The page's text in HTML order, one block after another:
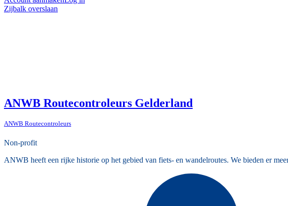
Zijbalk overslaan
ANWB Routecontroleurs Gelderland
ANWB Routecontroleurs
Non-profit
ANWB heeft een rijke historie op het gebied van fiets- en wandelroutes. We bieden er